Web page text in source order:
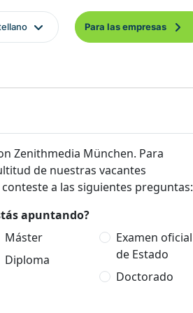
Para las empresas
Zenithmedia München. Para
de nuestras vacantes
a las siguientes preguntas:
apuntando?
Máster
Diploma
Examen oficial
de Estado
Doctorado